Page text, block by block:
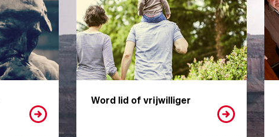
Word lid of vrijwilliger